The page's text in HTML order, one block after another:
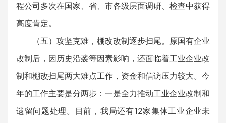
程公司多次在国家、省、市各级层面调研、检查中获得
高度肯定。
（五）攻坚克难，棚改改制逐步扫尾。原国有企业
改制后，因历史沿袭等因素影响，还面临着工业企业改
制和棚改扫尾两大难点工作，资金和信访压力较大。今
年的工作主要是分两步：一是全力推动工业企业改制和
遗留问题处理。目前，我局还有12家集体工业企业未